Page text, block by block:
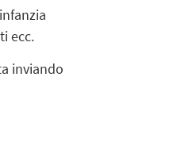
ecc.
inviando